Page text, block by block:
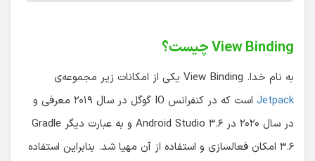
View Binding چیست؟
به نام خدا. View Binding یکی از امکانات زیر مجموعه‌ی
Jetpack
است که در کنفرانس IO گوگل در سال ۲۰۱۹ معرفی و
در سال ۲۰۲۰ در Android Studio ۳.۶ و به عبارت دیگر Gradle
۳.۶ امکان فعالسازی و استفاده از آن مهیا شد. بنابراین استفاده